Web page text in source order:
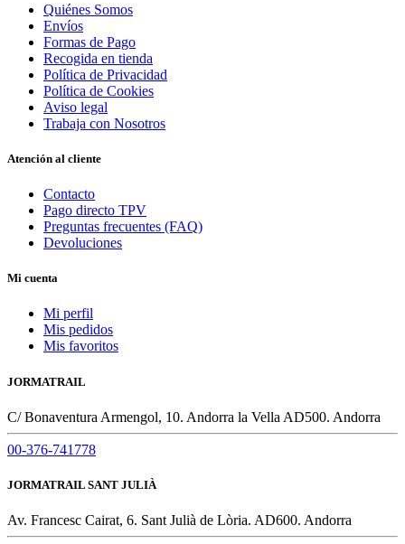
Quiénes Somos
Envíos
Formas de Pago
Recogida en tienda
Política de Privacidad
Política de Cookies
Aviso legal
Trabaja con Nosotros
Atención al cliente
Contacto
Pago directo TPV
Preguntas frecuentes (FAQ)
Devoluciones
Mi cuenta
Mi perfil
Mis pedidos
Mis favoritos
JORMATRAIL
C/ Bonaventura Armengol, 10. Andorra la Vella AD500. Andorra
00-376-741778
JORMATRAIL SANT JULIÀ
Av. Francesc Cairat, 6. Sant Julià de Lòria. AD600. Andorra